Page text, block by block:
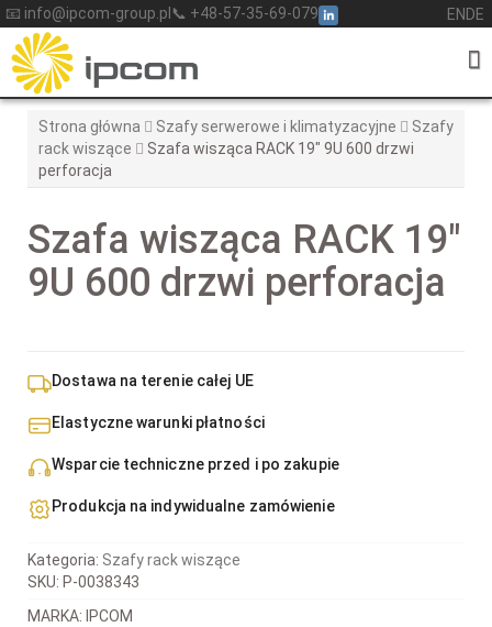
Skip
to
content
📧 info@ipcom-group.pl 📞 +48-57-35-69-079 EN DE
Strona główna Szafy serwerowe i klimatyzacyjne
Szafy
rack wiszące
Szafa wisząca RACK 19″ 9U 600 drzwi
perforacja
Szafa wisząca RACK 19″
9U 600 drzwi perforacja
MARKA: IPCOM
Dostawa na terenie całej UE
Elastyczne warunki płatności
Wsparcie techniczne przed i po zakupie
Produkcja na indywidualne zamówienie
SKU: P-0038343
Kategoria: Szafy rack wiszące